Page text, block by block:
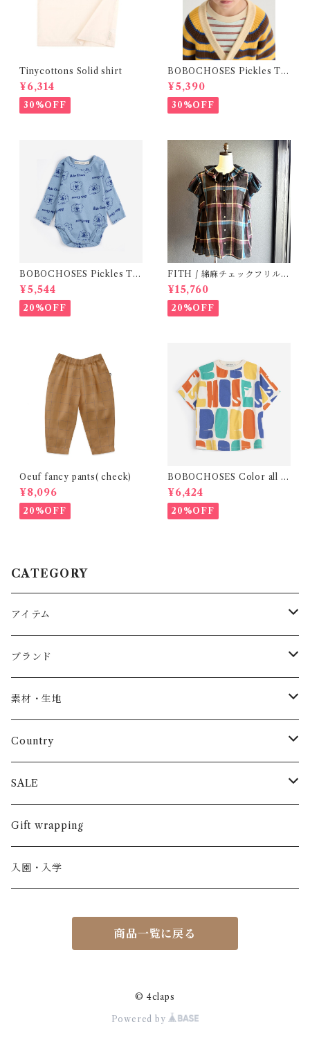
Tinycottons Solid shirt
¥6,314
30%OFF
BOBOCHOSES Pickles Th
e dog denim cap / 52,54
¥5,390
30%OFF
BOBOCHOSES Pickles Th
e Dog all over body /9-12
m
¥5,544
20%OFF
FITH / 綿麻チェックフリルブ
ラウス(Black) / Size 2
¥15,760
20%OFF
Oeuf fancy pants( check)
¥8,096
20%OFF
BOBOCHOSES Color all o
ver T-shirt / 2-6y
¥6,424
20%OFF
CATEGORY
アイテム
Baby
トップス
長袖
半袖
パンツ
長ズボン
半ズボン
スカート
ワンピース
カーディガン / 羽織もの
ブランド
AS WE GROW
ARCH&LINE
BABE & TESS
BOBOCHOSES
BONHEUR DU JOUR
素材・生地
コットン 100%
リネン( 麻 )
ウール
アルパカ
Country
France / フランス
Italy / イタリア
NY / ニューヨーク
Spain / スペイン
SALE
男の子
女の子
くつ・帽子・Bag
Gift wrapping
入園・入学
商品一覧に戻る
© 4claps
Powered by